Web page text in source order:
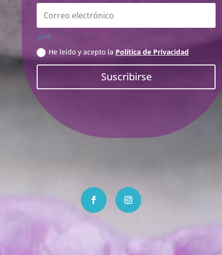
GDPR
He leído y acepto la Política de Privacidad
Suscribirse